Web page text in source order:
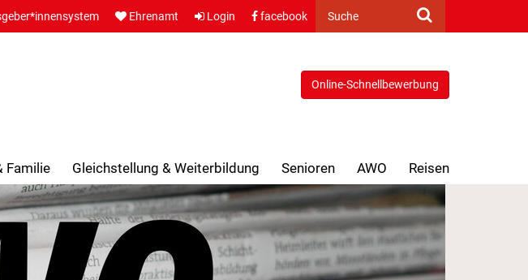
Suche
Ehrenamt Login facebook
Online-Schnellbewerbung
Familie Gleichstellung & Weiterbildung Senioren AWO Reisen